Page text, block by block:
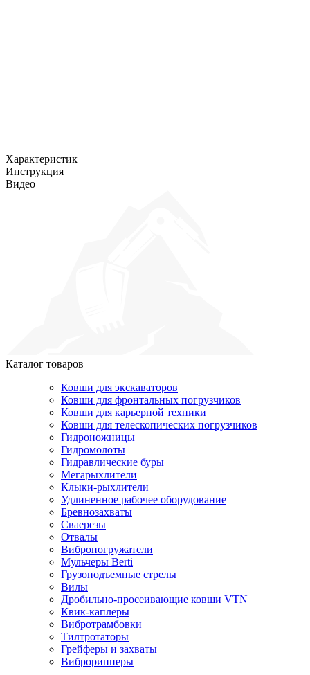
Характеристик
Инструкция
Видео
Каталог товаров
Ковши для экскаваторов
Ковши для фронтальных погрузчиков
Ковши для карьерной техники
Ковши для телескопических погрузчиков
Гидроножницы
Гидромолоты
Гидравлические буры
Мегарыхлители
Клыки-рыхлители
Удлиненное рабочее оборудование
Бревнозахваты
Сваерезы
Отвалы
Вибропогружатели
Мульчеры Berti
Грузоподъемные стрелы
Вилы
Дробильно-просеивающие ковши VTN
Квик-каплеры
Вибротрамбовки
Тилтротаторы
Грейферы и захваты
Виброрипперы